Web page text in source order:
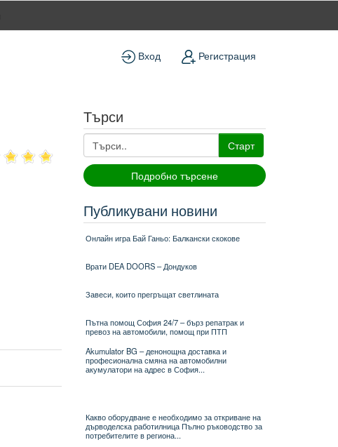
Регистрация
Вход
Търси
Старт
Подробно търсене
Публикувани новини
Онлайн игра Бай Ганьо: Балкански скокове
Врати DEA DOORS – Дондуков
Завеси, които прегръщат светлината
Пътна помощ София 24/7 – бърз репатрак и
превоз на автомобили, помощ при ПТП
Akumulator BG – денонощна доставка и
професионална смяна на автомобилни
акумулатори на адрес в София...
Какво оборудване е необходимо за откриване на
дърводелска работилница Пълно ръководство за
потребителите в региона...